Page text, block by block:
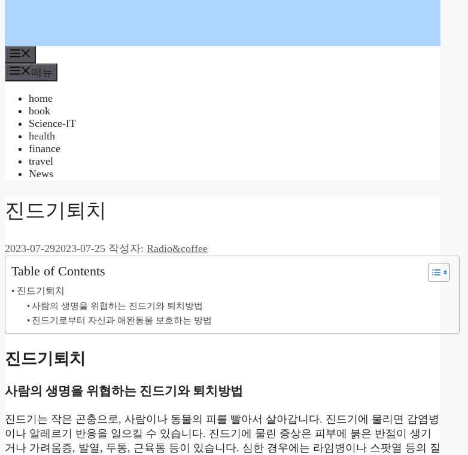
뉴
메뉴
home
book
Science-IT
health
finance
travel
News
진드기퇴치
2023-07-292023-07-25 작성자: Radio&coffee
Table of Contents
진드기퇴치
사람의 생명을 위협하는 진드기와 퇴치방법
진드기로부터 자신과 애완동물 보호하는 방법
진드기퇴치
사람의 생명을 위협하는 진드기와 퇴치방법
진드기는 작은 곤충으로, 사람이나 동물의 피를 빨아서 살아갑니다. 진드기에 물리면 감염병
이나 알레르기 반응을 일으킬 수 있습니다. 진드기에 물린 증상은 피부에 붉은 반점이 생기
거나 가려움증, 발열, 두통, 근육통 등이 있습니다. 심한 경우에는 라임병이나 스팟열 등의 질